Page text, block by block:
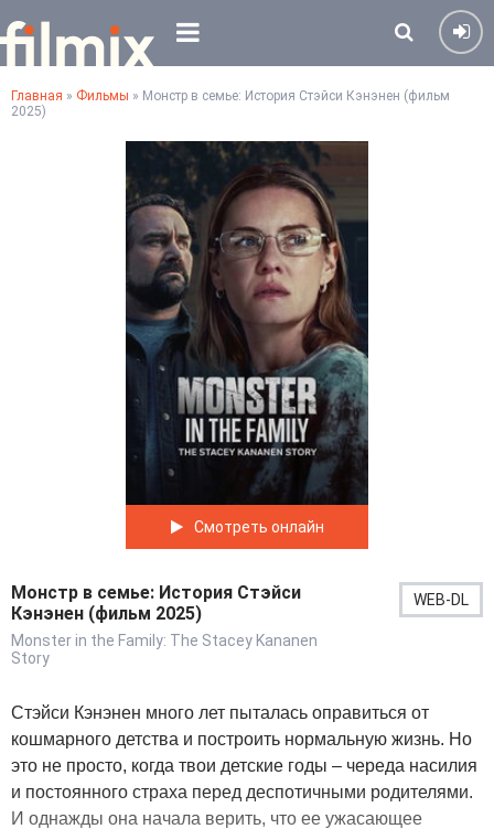
Главная » Фильмы » Монстр в семье: История Стэйси Кэнэнен (фильм
2025)
Смотреть онлайн
Монстр в семье: История Стэйси
Кэнэнен (фильм 2025)
Monster in the Family: The Stacey Kananen
Story
WEB-DL
Стэйси Кэнэнен много лет пыталась оправиться от
кошмарного детства и построить нормальную жизнь. Но
это не просто, когда твои детские годы – череда насилия
и постоянного страха перед деспотичными родителями.
И однажды она начала верить, что ее ужасающее